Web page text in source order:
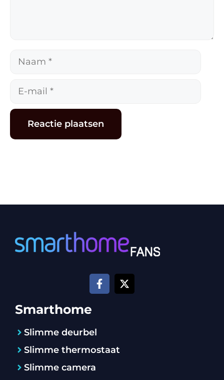
Naam
Smarthome
Slimme deurbel
Slimme thermostaat
Slimme camera